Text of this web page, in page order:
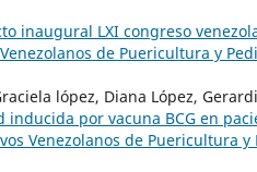
inaugural LXI congreso
de Puericultura y
lópez, Diana López,
inducida por vacuna BCG en
Venezolanos de Puericultura